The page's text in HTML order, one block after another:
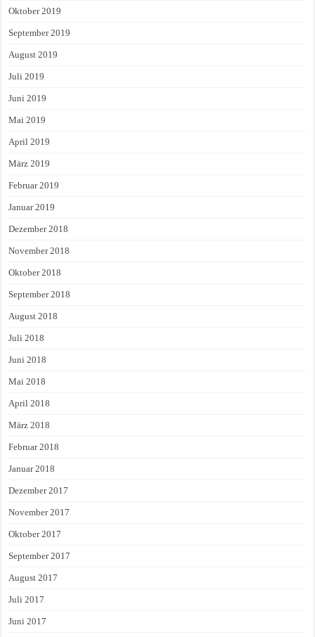
Oktober 2019
September 2019
August 2019
Juli 2019
Juni 2019
Mai 2019
April 2019
März 2019
Februar 2019
Januar 2019
Dezember 2018
November 2018
Oktober 2018
September 2018
August 2018
Juli 2018
Juni 2018
Mai 2018
April 2018
März 2018
Februar 2018
Januar 2018
Dezember 2017
November 2017
Oktober 2017
September 2017
August 2017
Juli 2017
Juni 2017